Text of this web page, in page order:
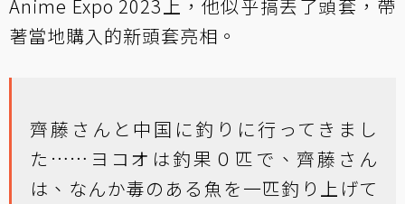
Anime Expo 2023上，他似乎搞丟了頭套，帶
著當地購入的新頭套亮相。
齊藤さんと中国に釣りに行ってきまし
た……ヨコオは釣果０匹で、齊藤さん
は、なんか毒のある魚を一匹釣り上げて